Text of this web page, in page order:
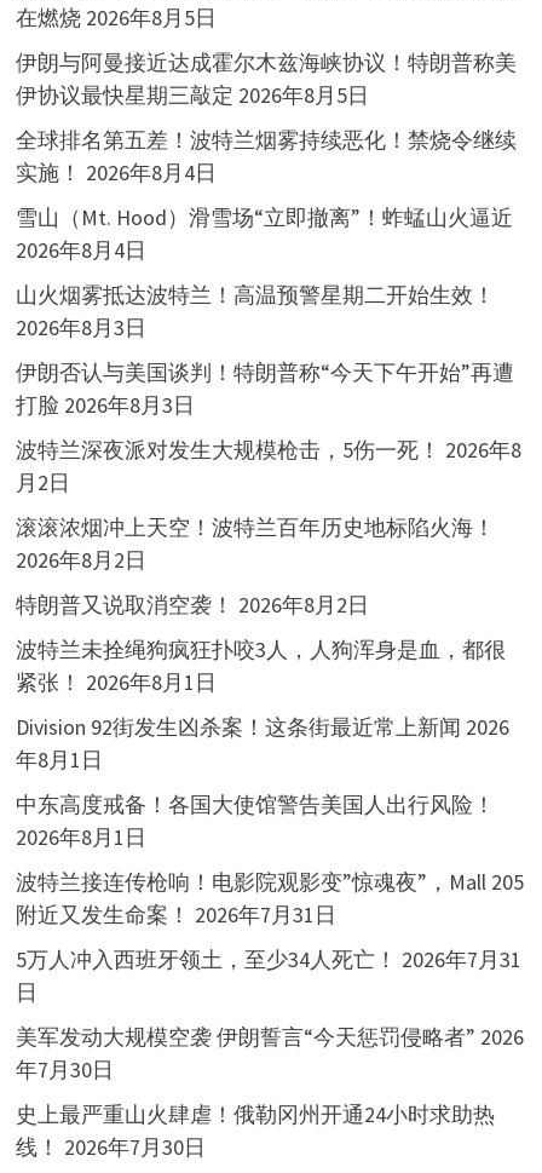
在燃烧 2026年8月5日
伊朗与阿曼接近达成霍尔木兹海峡协议！特朗普称美
伊协议最快星期三敲定 2026年8月5日
全球排名第五差！波特兰烟雾持续恶化！禁烧令继续
实施！ 2026年8月4日
雪山（Mt. Hood）滑雪场“立即撤离”！蚱蜢山火逼近
2026年8月4日
山火烟雾抵达波特兰！高温预警星期二开始生效！
2026年8月3日
伊朗否认与美国谈判！特朗普称“今天下午开始”再遭
打脸 2026年8月3日
波特兰深夜派对发生大规模枪击，5伤一死！ 2026年8
月2日
滚滚浓烟冲上天空！波特兰百年历史地标陷火海！
2026年8月2日
特朗普又说取消空袭！ 2026年8月2日
波特兰未拴绳狗疯狂扑咬3人，人狗浑身是血，都很
紧张！ 2026年8月1日
Division 92街发生凶杀案！这条街最近常上新闻 2026
年8月1日
中东高度戒备！各国大使馆警告美国人出行风险！
2026年8月1日
波特兰接连传枪响！电影院观影变”惊魂夜”，Mall 205
附近又发生命案！ 2026年7月31日
5万人冲入西班牙领土，至少34人死亡！ 2026年7月31
日
美军发动大规模空袭 伊朗誓言“今天惩罚侵略者” 2026
年7月30日
史上最严重山火肆虐！俄勒冈州开通24小时求助热
线！ 2026年7月30日